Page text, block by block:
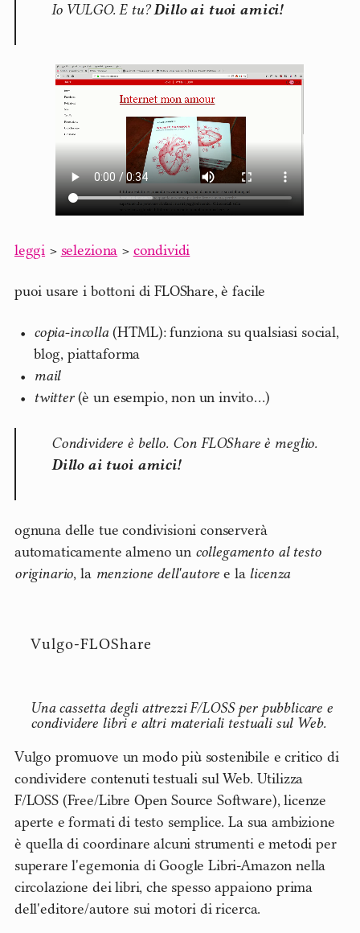
Io VULGO. E tu?Dillo ai tuoi amici!
leggi > seleziona > condividi
puoi usare i bottoni di FLOShare, è facile
copia-incolla(HTML): funziona su qualsiasi social,
blog, piattaforma
mail
twitter(è un esempio, non un invito…)
Condividere è bello. Con FLOShare è meglio.
Dillo ai tuoi amici!
ognuna delle tue condivisioni conserverà
automaticamente almeno un collegamento al testo
originario, la menzione dell'autore e la licenza
Vulgo-FLOShare
Una cassetta degli attrezzi F/LOSS per pubblicare e
condividere libri e altri materiali testuali sul Web.
Vulgo promuove un modo più sostenibile e critico di
condividere contenuti testuali sul Web. Utilizza
F/LOSS (Free/Libre Open Source Software), licenze
aperte e formati di testo semplice. La sua ambizione
è quella di coordinare alcuni strumenti e metodi per
superare l'egemonia di Google Libri-Amazon nella
circolazione dei libri, che spesso appaiono prima
dell'editore/autore sui motori di ricerca.